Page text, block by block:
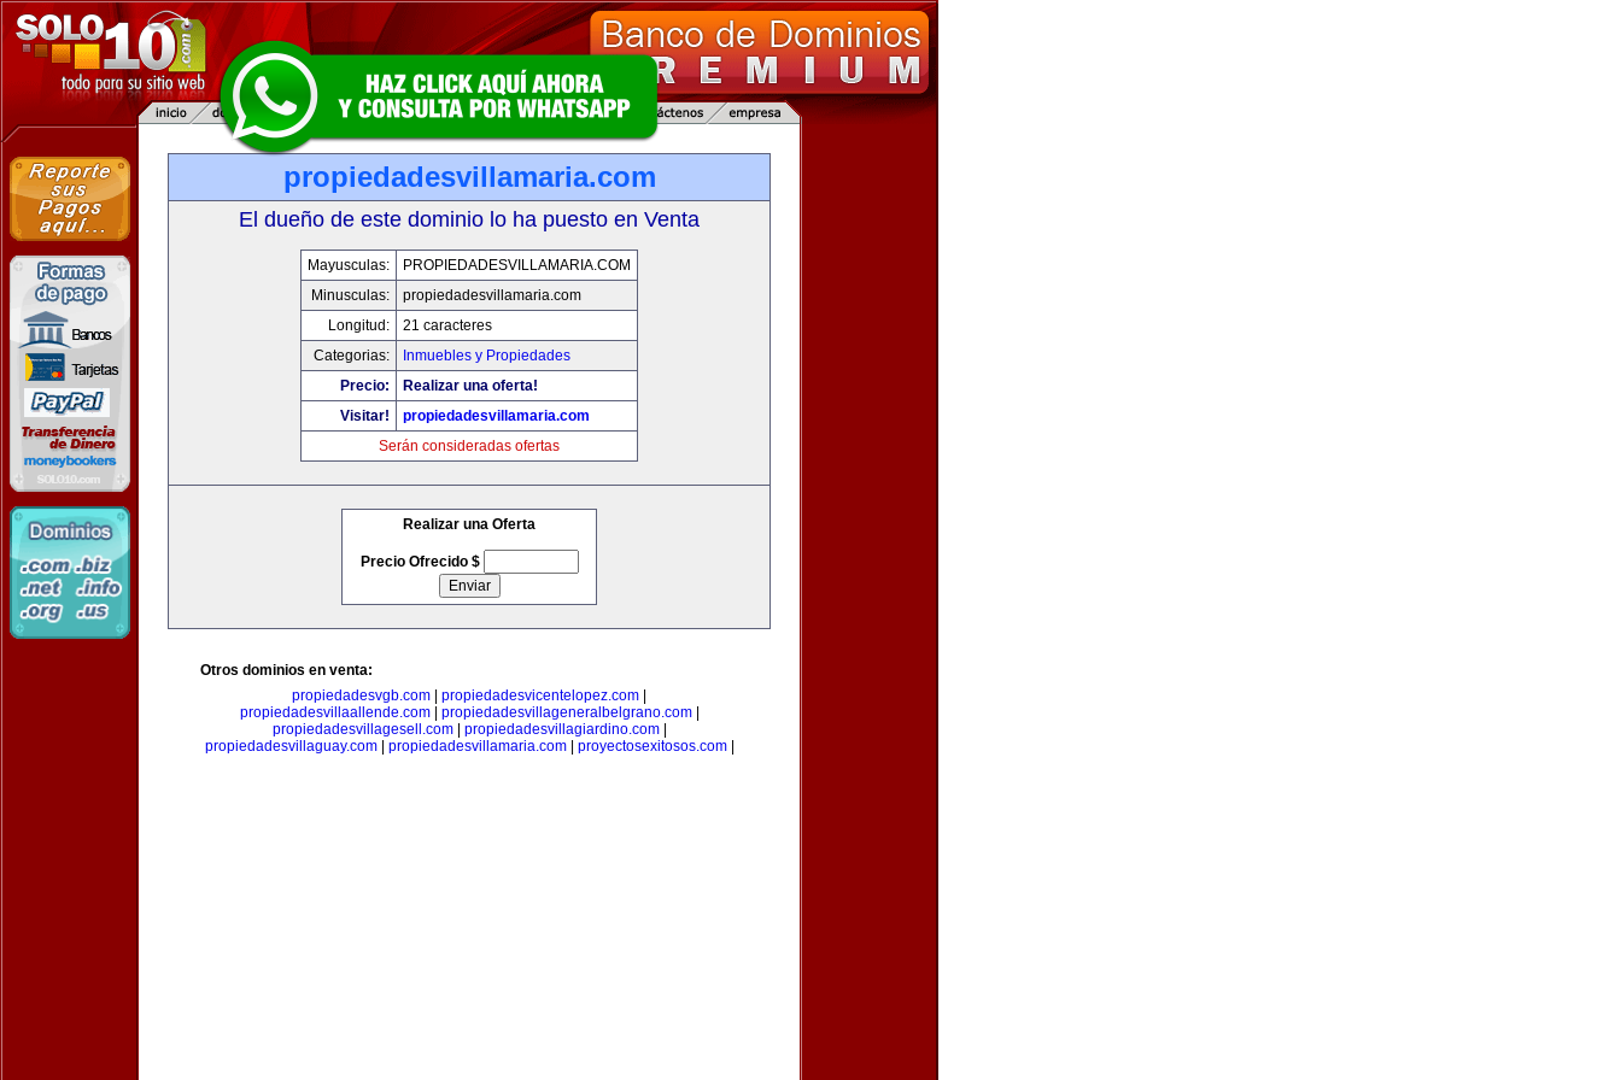
propiedadesvillamaria.com
El dueño de este dominio lo ha puesto en Venta
Mayusculas:
PROPIEDADESVILLAMARIA.COM
Minusculas:
propiedadesvillamaria.com
Longitud:
21 caracteres
Categorias:
Inmuebles y Propiedades
Precio:
Realizar una oferta!
Visitar!
propiedadesvillamaria.com
Serán consideradas ofertas
Realizar una Oferta
Precio Ofrecido $
Otros dominios en venta:
propiedadesvgb.com
propiedadesvicentelopez.com
propiedadesvillaallende.com| propiedadesvillageneralbelgrano.com|
propiedadesvillagesell.com| propiedadesvillagiardino.com|
propiedadesvillaguay.com| propiedadesvillamaria.com| proyectosexitosos.com|